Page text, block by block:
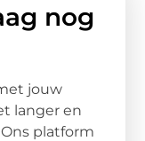
nog
jouw
langer en
platform